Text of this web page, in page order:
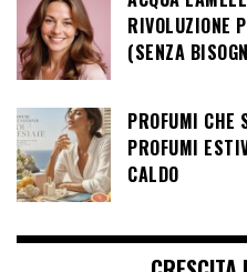
RIVOLUZIONE
(SENZA
PROFUMI CHE
PROFUMI
CALDO